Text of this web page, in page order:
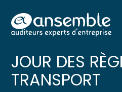
Aller
au
Créer et reprendre une
Gérer votre quotidien
Piloter votre entreprise
Pilotez votre gestion
Suivre votre comptabilité
Gérer vos ressources
ACTUALITÉ :
JOUR DES
TRANSPORT